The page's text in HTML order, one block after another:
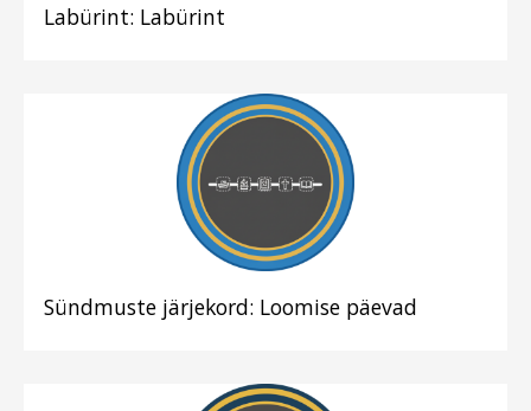
Labürint: Labürint
Sündmuste järjekord: Loomise päevad